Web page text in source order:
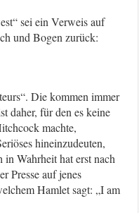
sei ein Verweis auf
und Bogen zurück:
Die kommen immer
daher, für den es keine
machte,
hineinzudeuten,
Wahrheit hat erst nach
Presse auf jenes
Hamlet sagt: „I am